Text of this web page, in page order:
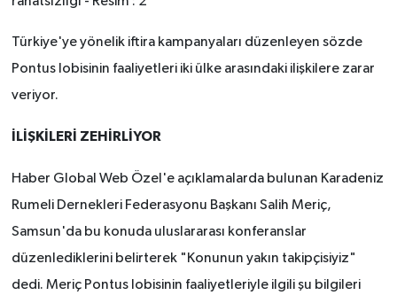
Türkiye'ye yönelik iftira kampanyaları düzenleyen sözde
Pontus lobisinin faaliyetleri iki ülke arasındaki ilişkilere zarar
veriyor.
İLİŞKİLERİ ZEHİRLİYOR
Haber Global Web Özel'e açıklamalarda bulunan Karadeniz
Rumeli Dernekleri Federasyonu Başkanı Salih Meriç,
Samsun'da bu konuda uluslararası konferanslar
düzenlediklerini belirterek "Konunun yakın takipçisiyiz"
dedi. Meriç Pontus lobisinin faaliyetleriyle ilgili şu bilgileri